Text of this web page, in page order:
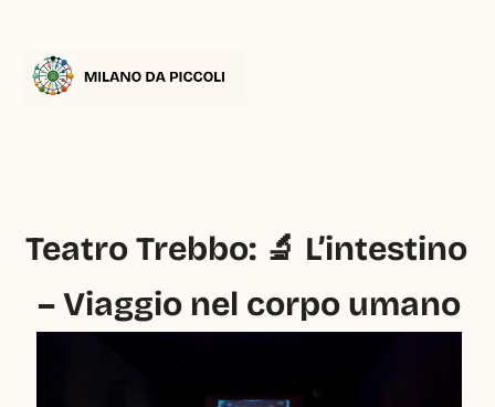
Teatro Trebbo: 🔬 L’intestino
– Viaggio nel corpo umano